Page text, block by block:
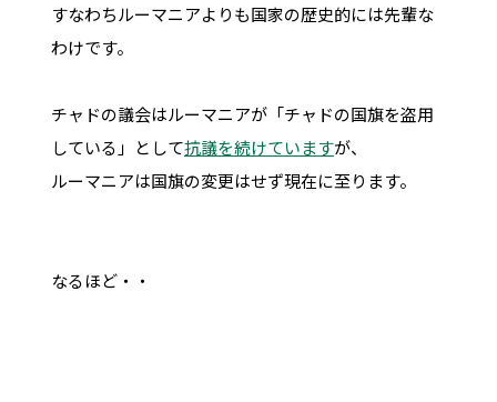
すなわちルーマニアよりも国家の歴史的には先輩な
わけです。
チャドの議会はルーマニアが「チャドの国旗を盗用
している」として抗議を続けていますが、
ルーマニアは国旗の変更はせず現在に至ります。
なるほど・・